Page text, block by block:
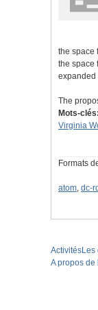
the space
the space
expanded
The
Mots-clés:
Virginia
Formats
atom, dc-
ActivitésLes
A propos